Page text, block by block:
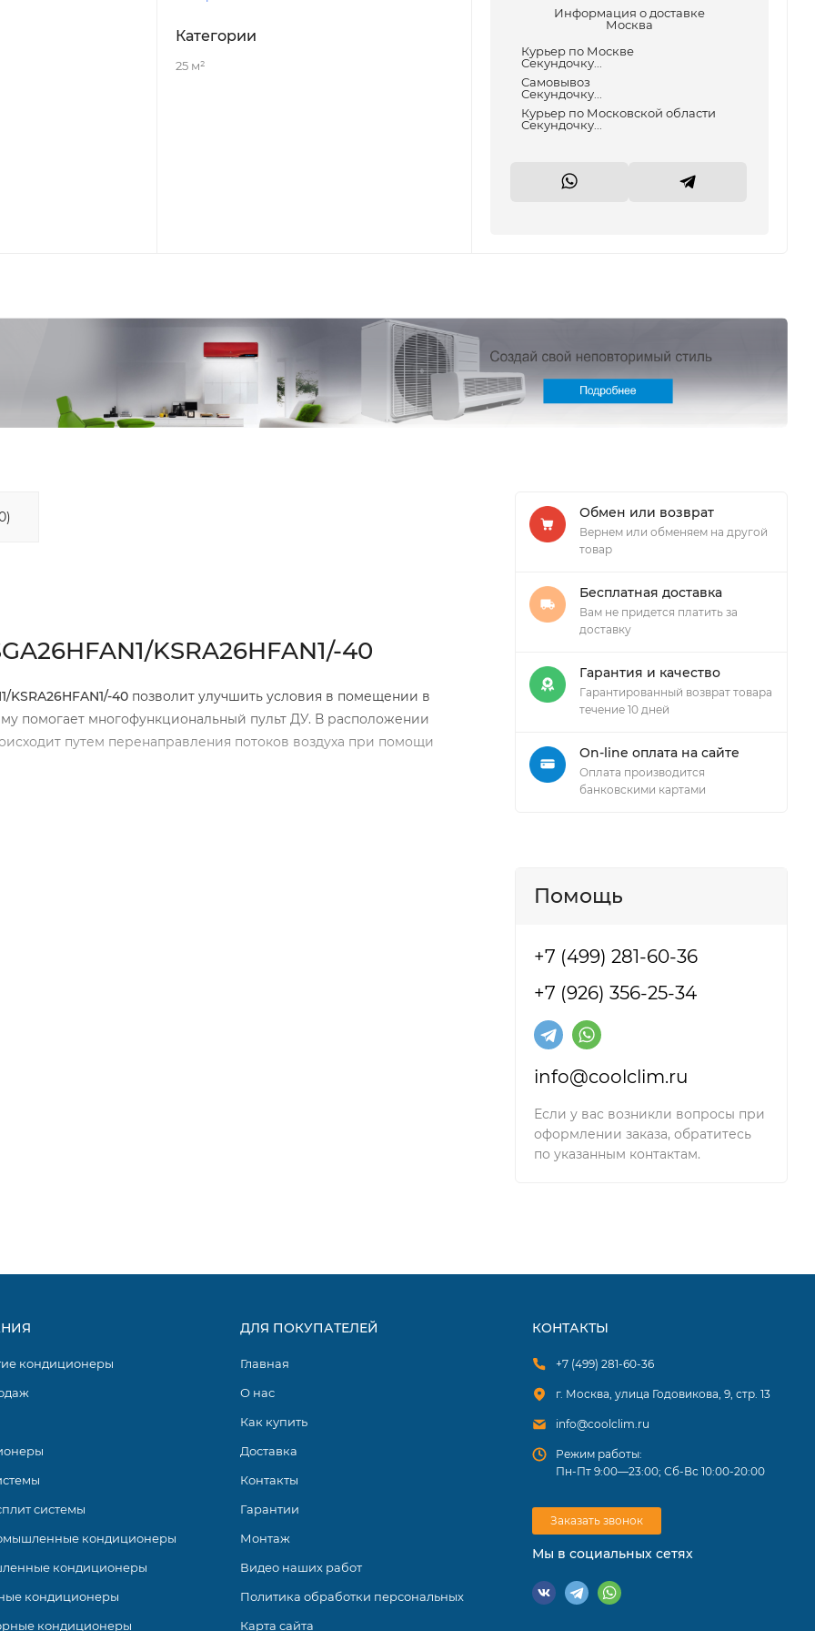
Категории
25 м²
Информация о доставке
Москва
Курьер по Москве
Секундочку...
Самовывоз
Секундочку...
Курьер по Московской области
Секундочку...
KSRA26HFAN1/-40
KSRA26HFAN1/-40 позволит улучшить условия в помещении в
помогает многофункциональный пульт ДУ. В расположении
путем перенаправления потоков воздуха при помощи
и функций, а так же возможность их расширения за счет опций.
R32 и имеют высокий класс энергоэффективности.
Обмен или возврат
Вернем или обменяем на другой
товар
Бесплатная доставка
Вам не придется платить за
доставку
Гарантия и качество
Гарантированный возврат товара
течение 10 дней
On-line оплата на сайте
Оплата производится
банковскими картами
Помощь
+7 (499) 281-60-36
+7 (926) 356-25-34
info@coolclim.ru
Если у вас возникли вопросы при
оформлении заказа, обратитесь
по указанным контактам.
кондиционеры
системы
кондиционеры
кондиционеры
кондиционеры
кондиционеры
ДЛЯ ПОКУПАТЕЛЕЙ
Главная
О нас
Как купить
Доставка
Контакты
Гарантии
Монтаж
Видео наших работ
Политика обработки персональных
Карта сайта
КОНТАКТЫ
+7 (499) 281-60-36
г. Москва, улица Годовикова, 9, стр. 13
info@coolclim.ru
Режим работы:
Пн-Пт 9:00—23:00; Сб-Вс 10:00-20:00
Заказать звонок
Мы в социальных сетях